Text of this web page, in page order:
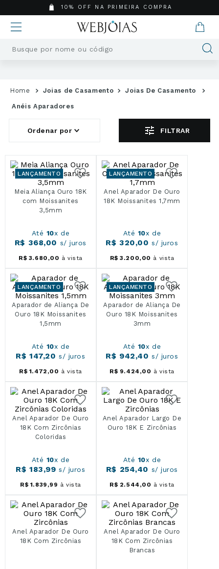
10% OFF NA PRIMEIRA COMPRA
Busque por nome ou código
Joias de Casamento Joias De Casamento
Anéis Aparadores
FILTRAR
LANÇAMENTO
Meia Aliança Ouro 18K
com Moissanites
3,5mm
Até 10x de
R$ 368,00 s/ juros
R$ 3. 680 ,00 à vista
LANÇAMENTO
Anel Aparador De Ouro
18K Moissanites 1,7mm
Até 10x de
R$ 320,00 s/ juros
R$ 3 .200, 00 à vista
LANÇAMENTO
Aparador de Aliança De
Ouro 18K Moissanites
1,5mm
Até 10x de
R$ 147,20 s/ juros
R$ 1. 472 ,00 à vista
LANÇAMENTO
Aparador de Aliança De
Ouro 18K Moissanites
3mm
Até 10x de
R$ 942,40 s/ juros
R$ 9. 424 ,00 à vista
Anel Aparador De Ouro
18K Com Zircônias
Coloridas
Até 10x de
R$ 183,99 s/ juros
R$ 1. 839 ,99 à vista
Anel Aparador Largo De
Ouro 18K E Zircônias
Até 10x de
R$ 254,40 s/ juros
R$ 2. 544 ,00 à vista
Anel Aparador De Ouro
18K Com Zircônias
Anel Aparador De Ouro
18K Com Zircônias
Brancas
Brincos
6º
Argola
7º
Casamento
8º
São Bento
9º
Pingente
Corrente